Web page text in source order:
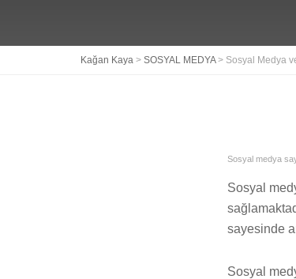
Kağan Kaya > SOSYAL MEDYA> Sosyal Medya
Sosyal medya
Sosyal
sayesinde
Sosyal